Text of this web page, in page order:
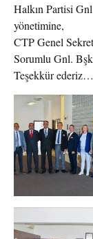
Halkın Partisi
yönetimine,
CTP Genel
Sorumlu Gnl.
Teşekkür ederiz…